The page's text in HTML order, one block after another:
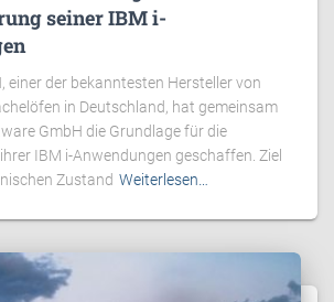
seiner IBM i-
einer der bekanntesten Hersteller von
in Deutschland, hat gemeinsam
GmbH die Grundlage für die
IBM i-Anwendungen geschaffen. Ziel
Zustand Weiterlesen…